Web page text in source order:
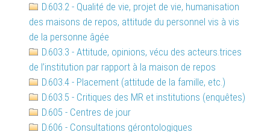
D.603.2 - Qualité de vie, projet de vie, humanisation
des maisons de repos, attitude du personnel vis à vis
de la personne âgée
D.603.3 - Attitude, opinions, vécu des acteurs.trices
de l’institution par rapport à la maison de repos
D.603.4 - Placement (attitude de la famille, etc.)
D.603.5 - Critiques des MR et institutions (enquêtes)
D.605 - Centres de jour
D.606 - Consultations gérontologiques